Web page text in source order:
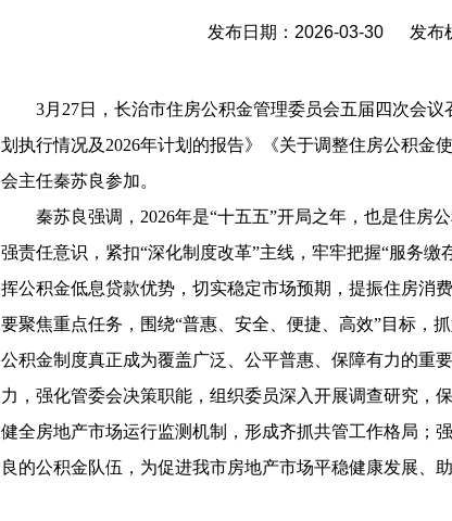
发布日期：2026-03-30 发布
3月27日，长治市住房公积金管理委员会五届四次会
划执行情况及2026年计划的报告》《关于调整住房公积金
会主任秦苏良参加。
秦苏良强调，2026年是“十五五”开局之年，也是住房
强责任意识，紧扣“深化制度改革”主线，牢牢把握“服务
挥公积金低息贷款优势，切实稳定市场预期，提振住房消
要聚焦重点任务，围绕“普惠、安全、便捷、高效”目标，
公积金制度真正成为覆盖广泛、公平普惠、保障有力的重
力，强化管委会决策职能，组织委员深入开展调查研究，
健全房地产市场运行监测机制，形成齐抓共管工作格局；
良的公积金队伍，为促进我市房地产市场平稳健康发展、